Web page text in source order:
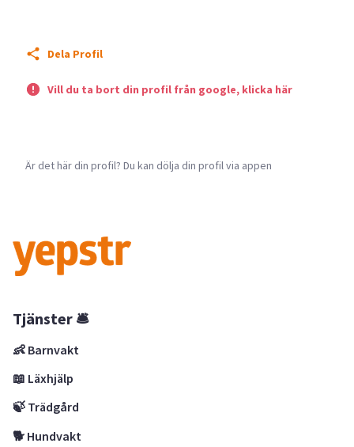
Dela Profil
Vill du ta bort din profil från google, klicka här
Är det här din profil? Du kan dölja din profil via appen
Tjänster 🛎
👶 Barnvakt
📖 Läxhjälp
🍃 Trädgård
🐕 Hundvakt